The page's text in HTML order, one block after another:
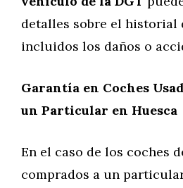
detalles sobre el historial
incluidos los daños o
Garantía en Coches
un Particular en Huesca
En el caso de los coches
comprados a un